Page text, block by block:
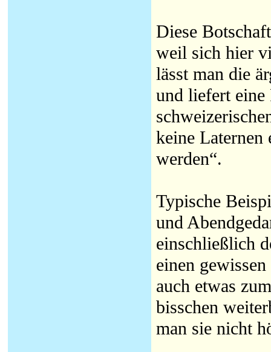
Diese
weil sich hier
lässt man die
und liefert eine
keine Laternen
werden“.
Typische
und
einschließlich
einen
auch etwas
bisschen
man sie nicht